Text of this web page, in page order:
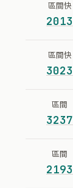
區間快
2013
區間快
3023
區間
3237
區間
2193